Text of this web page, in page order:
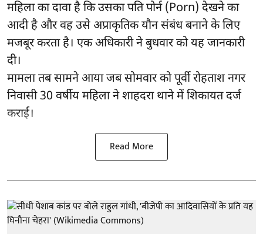
महिला का दावा है कि उसका पति पोर्न (Porn) देखने का
आदी है और वह उसे अप्राकृतिक यौन संबंध बनाने के लिए
मजबूर करता है। एक अधिकारी ने बुधवार को यह जानकारी
दी।
मामला तब सामने आया जब सोमवार को पूर्वी रोहताश नगर
निवासी 30 वर्षीय महिला ने शाहदरा थाने में शिकायत दर्ज
कराई।
Read More